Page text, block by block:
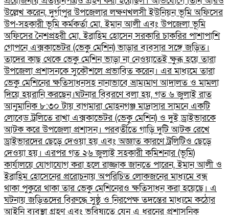
উল্লেখ করেন, দুর্গাপুর উপজেলার লক্ষণখলসী ইউনিয়ন ভূমি অফিসের
উপ-সহকারী ভূমি কর্মকর্তা মো. ইমান আলী এবং উপজেলা ভূমি
অফিসের নৈশপ্রহরী মো. ইব্রাহিম হোসেন সরকারি চাকরির পাশাপাশি
গোপনে এক্সকাভেটর (ভেকু মেশিন) ভাড়ার ব্যবসার সঙ্গে জড়িত।
তাদের কাছ থেকে ভেকু মেশিন ভাড়া না নেওয়াতেই ক্ষুব্ধ হয়ে তারা
উপজেলা প্রশাসনকে সুকৌশলে প্রভাবিত করেন। এর মাধ্যমে তারা
ভেকু মেশিনের ক্ষতিসাধনসহ নানাভাবে ভ্রাম্যমাণ আদালত ও মামলা
দিয়ে হয়রানি করছেন।​ঘটনার বিবরণে বলা হয়, গত ৬ জুলাই রাত
আনুমানিক ৮:৩০ টায় বাগমারা মোহনগঞ্জ মাদ্রাসার সামনে একটি
লোবেড ট্রলিতে রাখা এক্সকাভেটর (ভেকু মেশিন) ও দুই ড্রাইভারকে
আটক করে উপজেলা প্রশাসন। পরবর্তীতে গাড়ি দুটি আটক রেখে
ড্রাইভারদের ছেড়ে দেওয়া হয় এবং অজ্ঞাত কারণে ট্রলিটিও ছেড়ে
দেওয়া হয়। এরপর গত ২৬ জুলাই সহকারী কমিশনার (ভূমি)
কার্যালয়ে যোগাযোগ করা হলে রাজ্জাক জানতে পারেন, ইমান আলী ও
ইব্রাহিম হোসেনের প্ররোচনায় অপরিচিত লোকজনের মাধ্যমে বন্ধ
থাকা পুকুরে থাকা তার ভেকু মেশিনেরও ক্ষতিসাধন করা হয়েছে।​ এ
ঘটনায় জড়িতদের বিরুদ্ধে সুষ্ঠু ও নিরপেক্ষ তদন্তের মাধ্যমে কঠোর
আইনি ব্যবস্থা গ্রহণ এবং ভবিষ্যতে যেন এ ধরনের প্রশাসনিক